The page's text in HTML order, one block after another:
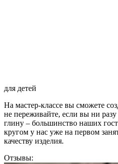
для детей
На мастер-классе вы сможете
не переживайте, если вы ни
глину – большинство наших
кругом у нас уже на первом
качеству изделия.
Отзывы: